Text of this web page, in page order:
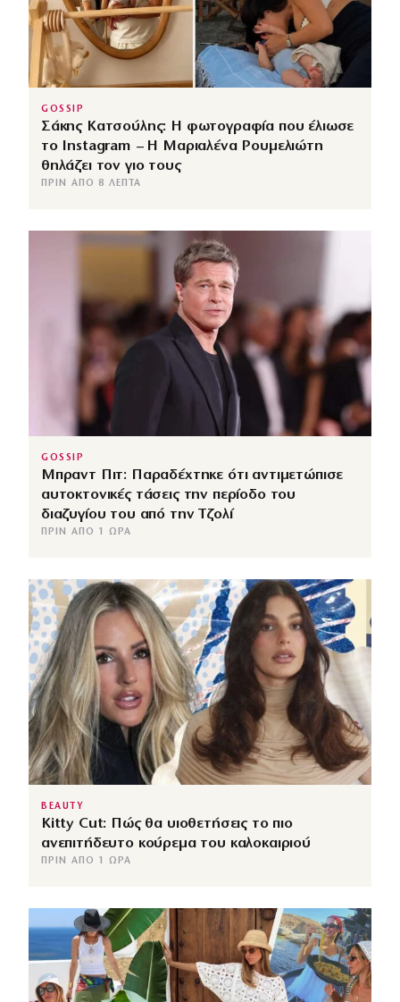
GOSSIP
Σάκης Κατσούλης: Η φωτογραφία που έλιωσε
το Instagram – Η Μαριαλένα Ρουμελιώτη
θηλάζει τον γιο τους
ΠΡΙΝ ΑΠΌ 8 ΛΕΠΤΆ
GOSSIP
Μπραντ Πιτ: Παραδέχτηκε ότι αντιμετώπισε
αυτοκτονικές τάσεις την περίοδο του
διαζυγίου του από την Τζολί
ΠΡΙΝ ΑΠΌ 1 ΏΡΑ
BEAUTY
Kitty Cut: Πώς θα υιοθετήσεις το πιο
ανεπιτήδευτο κούρεμα του καλοκαιριού
ΠΡΙΝ ΑΠΌ 1 ΏΡΑ